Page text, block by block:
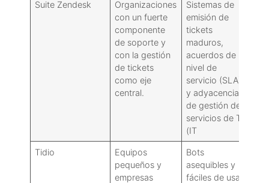
Suite Zendesk
Organizaciones
con un fuerte
componente
de soporte y
con la gestión
de tickets
como eje
central.
Sistemas de
emisión de
tickets
maduros,
acuerdos de
nivel de
servicio (SLA)
y adyacencias
de gestión de
servicios de TI
(IT
Tidio
Equipos
pequeños y
empresas
Bots
asequibles y
fáciles de usar,